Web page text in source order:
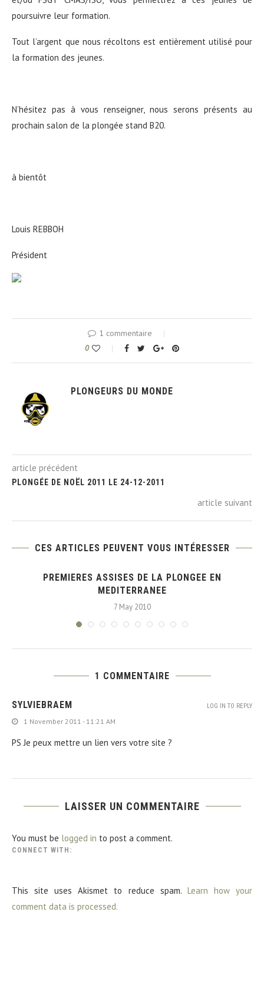
poursuivre leur formation.
Tout l’argent que nous récoltons est entièrement utilisé pour
la formation des jeunes.
N’hésitez pas à vous renseigner, nous serons présents au
prochain salon de la plongée stand B20.
à bientôt
Louis REBBOH
Président
1 commentaire
0
PLONGEURS DU MONDE
article précédent
PLONGÉE DE NOËL 2011 LE 24-12-2011
article suivant
CES ARTICLES PEUVENT VOUS INTÉRESSER
PREMIERES ASSISES DE LA PLONGEE EN
MEDITERRANEE
7 May 2010
1 COMMENTAIRE
SYLVIEBRAEM
1 November 2011 - 11:21 AM
PS Je peux mettre un lien vers votre site ?
LOG IN TO REPLY
LAISSER UN COMMENTAIRE
You must be logged in to post a comment.
CONNECT WITH:
This site uses Akismet to reduce spam. Learn how your
comment data is processed.